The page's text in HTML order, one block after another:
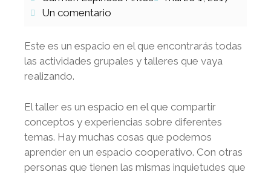
Un comentario
Este es un espacio en el que encontrarás todas
las actividades grupales y talleres que vaya
realizando.
El taller es un espacio en el que compartir
conceptos y experiencias sobre diferentes
temas. Hay muchas cosas que podemos
aprender en un espacio cooperativo. Con otras
personas que tienen las mismas inquietudes que